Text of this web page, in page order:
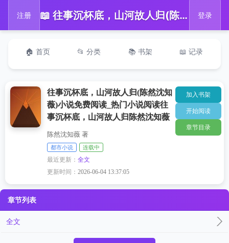
注册 📖 往事沉杯底，山河故人归(陈然沈知薇)小说免费阅读_热门小说阅读往事沉杯底，山河故人归陈然沈知薇 登录
🏠 首页 📂 分类 📚 书架 📖 记录
往事沉杯底，山河故人归(陈然沈知
薇)小说免费阅读_热门小说阅读往
事沉杯底，山河故人归陈然沈知薇
陈然沈知薇 著
都市小说 连载中
最近更新：全文
更新时间：2026-06-04 13:37:05
加入书架
开始阅读
章节目录
章节列表
全文